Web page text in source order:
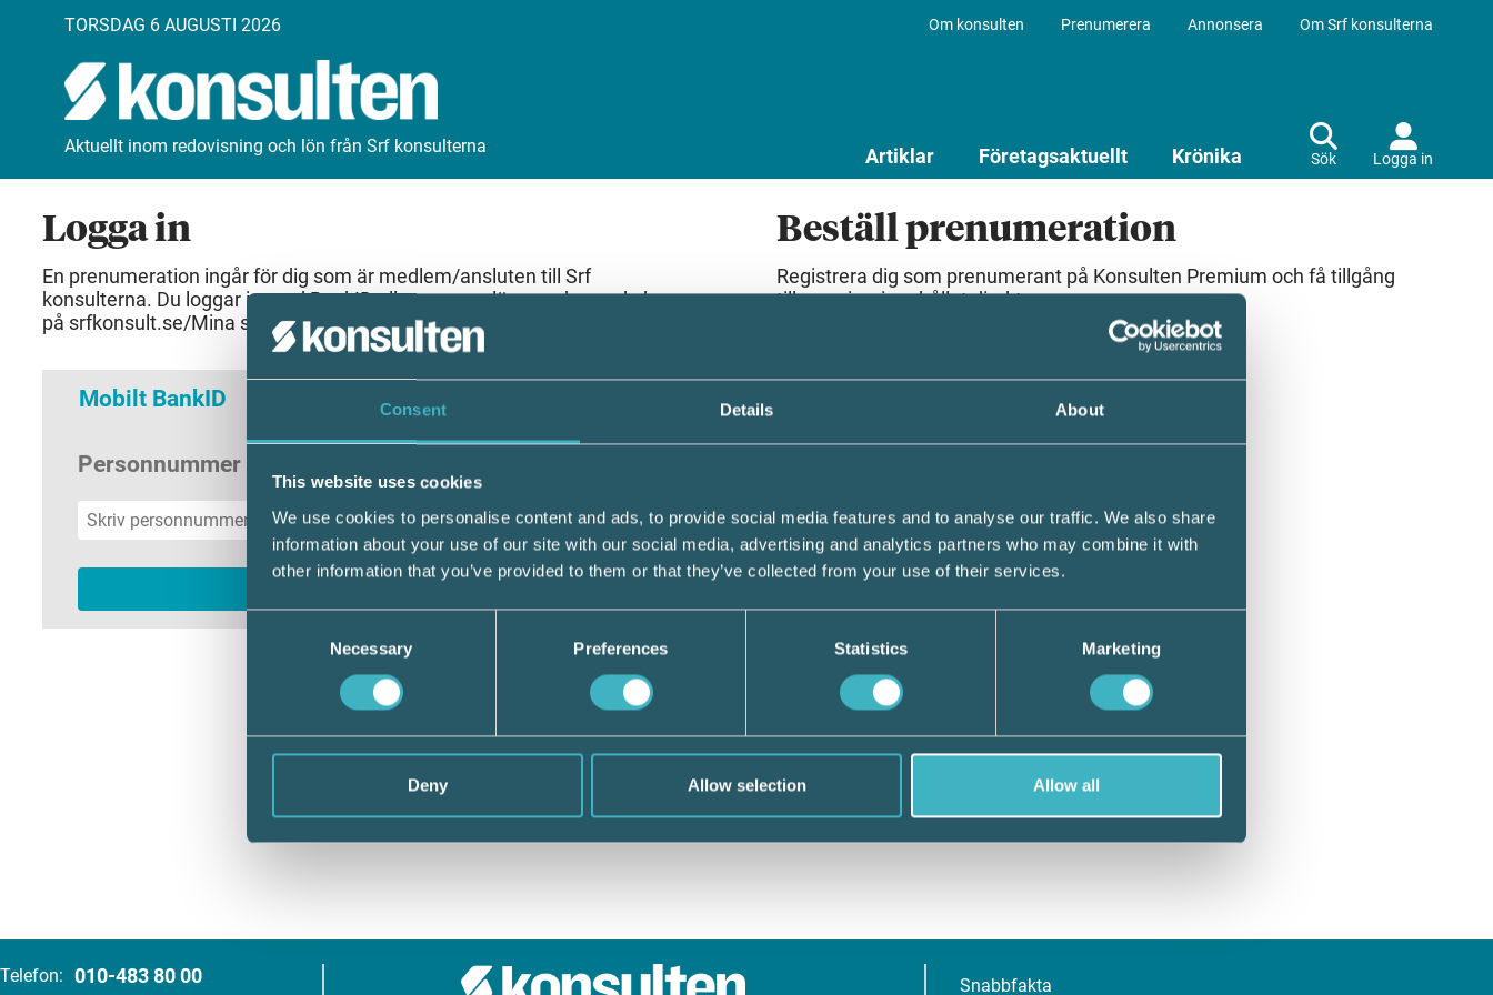
Consent Details About
This website uses cookies
We use cookies to personalise content and ads, to provide social media features and to analyse our traffic. We also share
information about your use of our site with our social media, advertising and analytics partners who may combine it with
other information that you’ve provided to them or that they’ve collected from your use of their services.
Necessary Preferences Statistics Marketing
Deny Allow selection Allow all
TORSDAG 6 AUGUSTI 2026 Om konsulten Prenumerera Annonsera Om Srf konsulterna
Aktuellt inom redovisning och lön från Srf konsulterna Artiklar Företagsaktuellt Krönika Sök Logga in
Logga in
En prenumeration ingår för dig som är medlem/ansluten till Srf
konsulterna. Du loggar in med BankID eller samma lösenord som du har
på srfkonsult.se/Mina sidor
Mobilt BankID Lösenord
Personnummer
Beställ prenumeration
Registrera dig som prenumerant på Konsulten Premium och få tillgång
till premiuminnehållet direkt.
Telefon: 010-483 80 00 Snabbfakta